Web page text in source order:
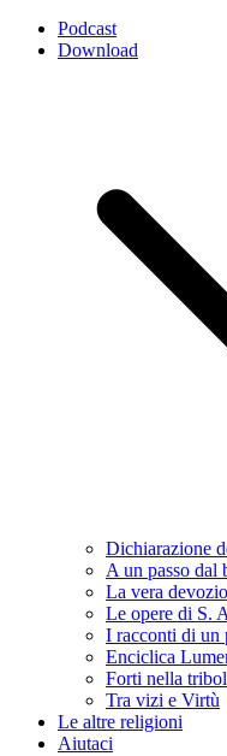
Podcast
Download
Dichiarazione
A un passo dal
La vera
Le opere di S.
I racconti di un
Enciclica
Forti nella
Tra vizi e Virtù
Le altre religioni
Aiutaci